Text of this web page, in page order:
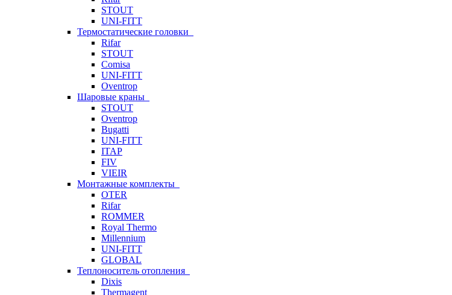
STOUT
UNI-FITT
Термостатические головки
Rifar
STOUT
Comisa
UNI-FITT
Oventrop
Шаровые краны
STOUT
Oventrop
Bugatti
UNI-FITT
ITAP
FIV
VIEIR
Монтажные комплекты
OTER
Rifar
ROMMER
Royal Thermo
Millennium
UNI-FITT
GLOBAL
Теплоноситель отопления
Dixis
Thermagent